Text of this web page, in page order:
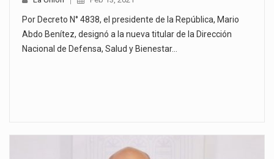
Por Decreto N° 4838, el presidente de la República, Mario
Abdo Benítez, designó a la nueva titular de la Dirección
Nacional de Defensa, Salud y Bienestar…